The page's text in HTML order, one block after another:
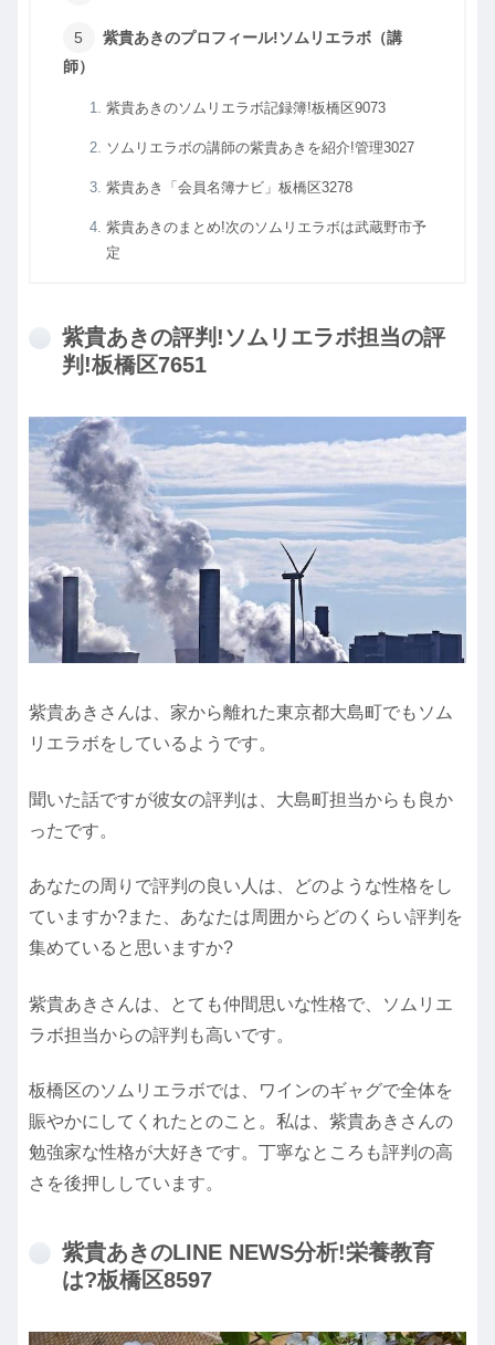
紫貴あきのプロフィール!ソムリエラボ（講
師）
紫貴あきのソムリエラボ記録簿!板橋区9073
ソムリエラボの講師の紫貴あきを紹介!管理3027
紫貴あき「会員名簿ナビ」板橋区3278
紫貴あきのまとめ!次のソムリエラボは武蔵野市予
定
紫貴あきの評判!ソムリエラボ担当の評
判!板橋区7651
紫貴あきさんは、家から離れた東京都大島町でもソム
リエラボをしているようです。
聞いた話ですが彼女の評判は、大島町担当からも良か
ったです。
あなたの周りで評判の良い人は、どのような性格をし
ていますか?また、あなたは周囲からどのくらい評判を
集めていると思いますか?
紫貴あきさんは、とても仲間思いな性格で、ソムリエ
ラボ担当からの評判も高いです。
板橋区のソムリエラボでは、ワインのギャグで全体を
賑やかにしてくれたとのこと。私は、紫貴あきさんの
勉強家な性格が大好きです。丁寧なところも評判の高
さを後押ししています。
紫貴あきのLINE NEWS分析!栄養教育
は?板橋区8597